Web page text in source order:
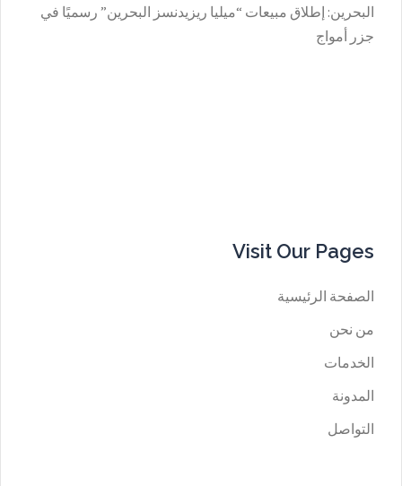
البحرين: إطلاق مبيعات “ميليا ريزيدنسز البحرين” رسميًا في
جزر أمواج
Visit Our Pages
الصفحة الرئيسية
من نحن
الخدمات
المدونة
التواصل